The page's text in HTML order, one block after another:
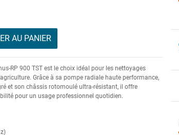
AU PANIER
RP 900 TST est le choix idéal pour les nettoyages
Grâce à sa pompe radiale haute performance,
et son châssis rotomoulé ultra-résistant, il offre
pour un usage professionnel quotidien.